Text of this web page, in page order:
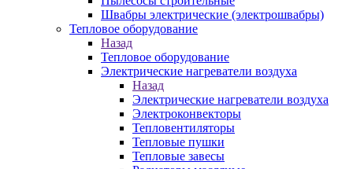
Швабры электрические (электрошвабры)
Тепловое оборудование
Назад
Тепловое оборудование
Электрические нагреватели воздуха
Назад
Электрические нагреватели воздуха
Электроконвекторы
Тепловентиляторы
Тепловые пушки
Тепловые завесы